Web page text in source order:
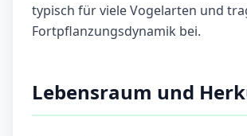
typisch für viele Vogelarten und
Fortpflanzungsdynamik bei.
Lebensraum und